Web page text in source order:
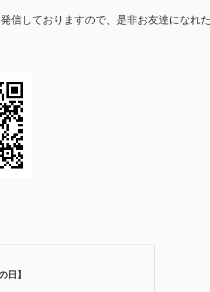
信しておりますので、是非お友達になれ
日】